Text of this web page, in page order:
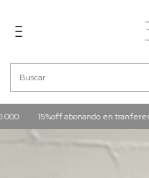
15%off abonando en tranferencia